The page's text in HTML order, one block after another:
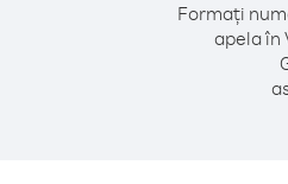
Formați
apela în